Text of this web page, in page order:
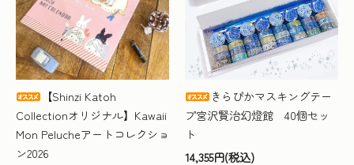
2026.7.17 【再入荷】
モン・ペルシェのゲストタオル・フェイスタオ
ルが再入荷しました。
2026.7.17 【数量限定】モン・ペルシェの文具＆タオルギフトセット
が発売しました。
【Shinzi Katoh
Collectionオリジナル】Kawaii
Mon Pelucheアートコレクショ
ン2026
きらぴかマスキングテー
プ宮沢賢治幻燈館 40個セッ
ト
14,355円(税込)